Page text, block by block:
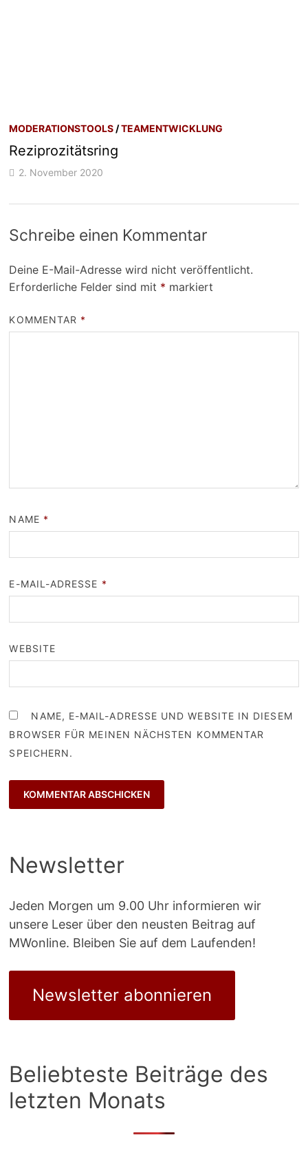
MODERATIONSTOOLS /TEAMENTWICKLUNG
Reziprozitätsring
2. November 2020
Schreibe einen Kommentar
Deine E-Mail-Adresse wird nicht veröffentlicht.
Erforderliche Felder sind mit * markiert
KOMMENTAR *
NAME *
E-MAIL-ADRESSE *
WEBSITE
NAME, E-MAIL-ADRESSE UND WEBSITE IN DIESEM
BROWSER FÜR MEINEN NÄCHSTEN KOMMENTAR
SPEICHERN.
Newsletter
Jeden Morgen um 9.00 Uhr informieren wir
unsere Leser über den neusten Beitrag auf
MWonline. Bleiben Sie auf dem Laufenden!
Newsletter abonnieren
Beliebteste Beiträge des
letzten Monats